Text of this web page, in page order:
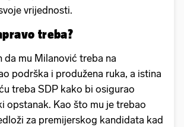
vrijednosti.
treba?
da mu Milanović treba na
podrška i produžena ruka, a istina
treba SDP kako bi osigurao
opstanak. Kao što mu je trebao
za premijerskog kandidata kad